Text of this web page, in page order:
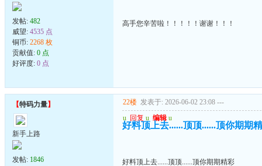
发帖: 482
威望: 4535 点
铜币: 2268 枚
贡献值: 0 点
好评度: 0 点
高手您辛苦啦！！！！！谢谢！！！
【特码力量】
新手上路
发帖: 1846
22楼 发表于: 2026-06-02 23:08 ---
u 回复 u 编辑 u
好料顶上去......顶顶......顶你期期
好料顶上去......顶顶......顶你期期精彩